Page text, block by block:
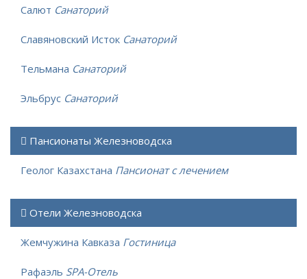
Салют Санаторий
Славяновский Исток Санаторий
Тельмана Санаторий
Эльбрус Санаторий
Пансионаты Железноводска
Геолог Казахстана Пансионат с лечением
Отели Железноводска
Жемчужина Кавказа Гостиница
Рафаэль SPA-Отель